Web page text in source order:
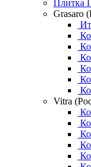
Плитка
Grasaro
Vitra